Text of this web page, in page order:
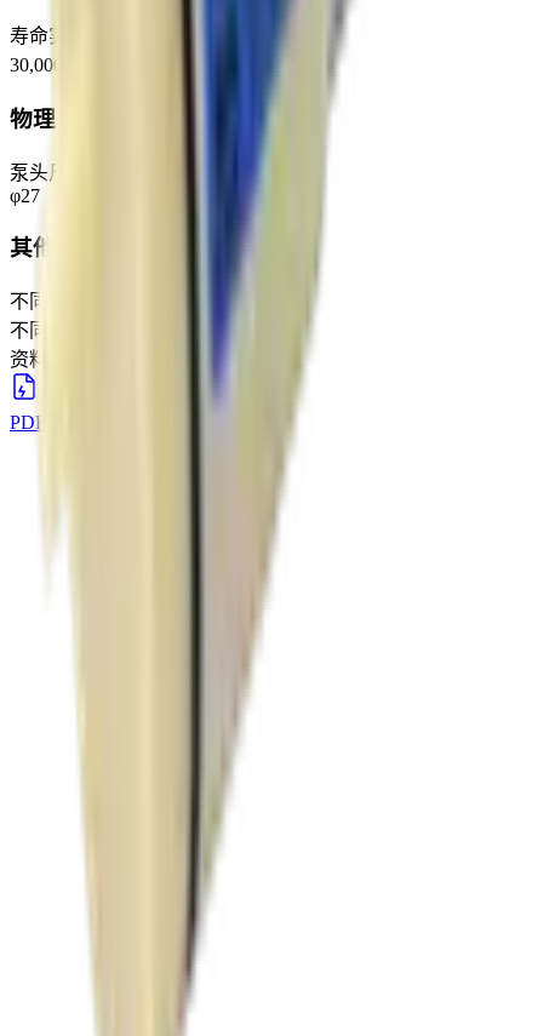
寿命实验
30,000次 (30,000 cycles)
物理规格
泵头尺寸
φ27
其他说明
不同电压规格可定制
不同电压规格可定制
资料下载
PDF下载